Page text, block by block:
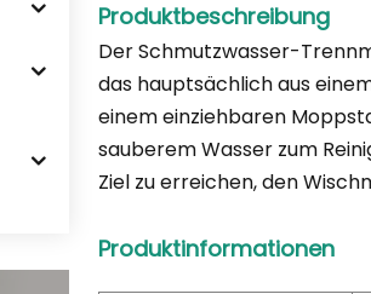
Produktbeschreibung
Der Schmutzwasser-
das hauptsächlich aus
einem einziehbaren
sauberem Wasser zum
Ziel zu erreichen, den
Produktinformationen